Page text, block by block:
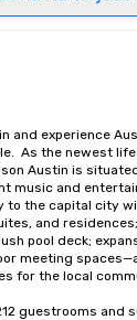
and experience
As the newest
Austin is
music and
to the capital city
and
pool deck;
meeting
for the local
guestrooms and